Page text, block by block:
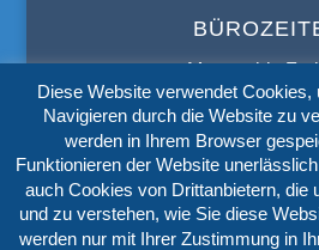
Montag bis
9:00bis19:00
Samstag:
9:00bis14:00
Diese Website verwendet Cookies,
Navigieren durch die Website zu
werden in Ihrem Browser
Funktionieren der Website
auch Cookies von Drittanbietern, die
und zu verstehen, wie Sie diese
werden nur mit Ihrer Zustimmung in